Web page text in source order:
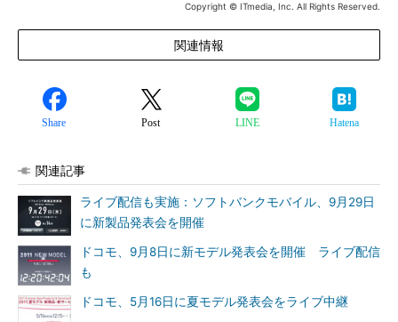
Copyright © ITmedia, Inc. All Rights Reserved.
関連情報
Share Post LINE Hatena
関連記事
ライブ配信も実施：ソフトバンクモバイル、9月29日
に新製品発表会を開催
ドコモ、9月8日に新モデル発表会を開催 ライブ配信
も
ドコモ、5月16日に夏モデル発表会をライブ中継